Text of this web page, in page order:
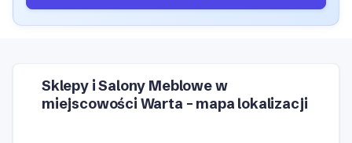
Sklepy i Salony Meblowe w
miejscowości Warta – mapa lokalizacji